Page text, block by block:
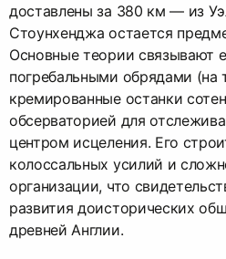
доставлены за 380 км — ​из
Стоунхенджа остается
Основные теории связывают
погребальными обрядами
кремированные останки
обсерваторией для
центром исцеления. Его
колоссальных усилий и
организации, что
развития доисторических
древней Англии.